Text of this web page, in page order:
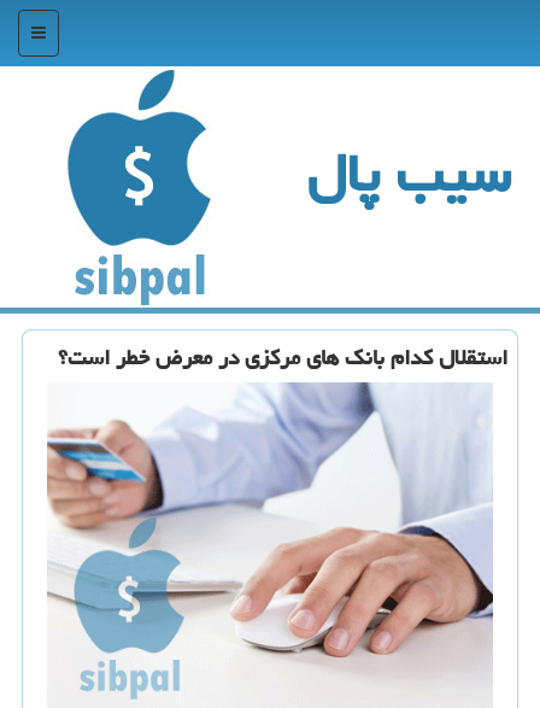
منو
سیب پال
استقلال كدام بانك های مركزی در معرض خطر است؟